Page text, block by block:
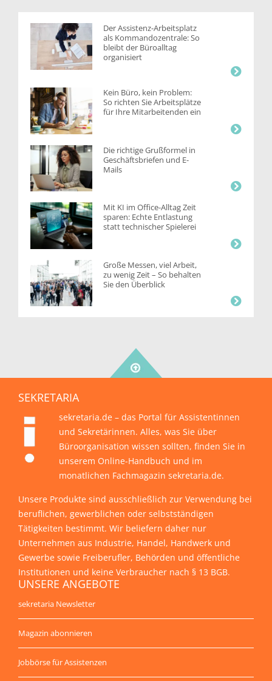
Der Assistenz-Arbeitsplatz
als Kommandozentrale: So
bleibt der Büroalltag
organisiert
Kein Büro, kein Problem:
So richten Sie Arbeitsplätze
für Ihre Mitarbeitenden ein
Die richtige Grußformel in
Geschäftsbriefen und E-
Mails
Mit KI im Office-Alltag Zeit
sparen: Echte Entlastung
statt technischer Spielerei
Große Messen, viel Arbeit,
zu wenig Zeit – So behalten
Sie den Überblick
SEKRETARIA
sekretaria.de – das Portal für Assistentinnen
und Sekretärinnen. Alles, was Sie über
Büroorganisation wissen sollten, finden Sie in
unserem Online-Handbuch und im
monatlichen Fachmagazin sekretaria.de.
Unsere Produkte sind ausschließlich zur Verwendung bei
beruflichen, gewerblichen oder selbstständigen
Tätigkeiten bestimmt. Wir beliefern daher nur
Unternehmen aus Industrie, Handel, Handwerk und
Gewerbe sowie Freiberufler, Behörden und öffentliche
Institutionen und keine Verbraucher nach § 13 BGB.
UNSERE ANGEBOTE
sekretaria Newsletter
Magazin abonnieren
Jobbörse für Assistenzen